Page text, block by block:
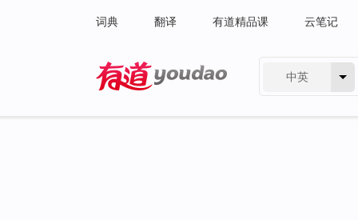
词典 翻译 有道精品课 云笔记
中英